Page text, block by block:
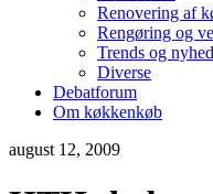
Renovering af
Rengøring og
Trends og
Diverse
Debatforum
Om køkkenkøb
august 12, 2009